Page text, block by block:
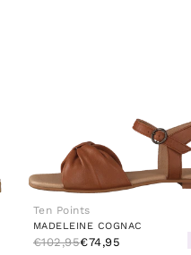
Ten Points
MADELEINE COGNAC
€102,95€74,95